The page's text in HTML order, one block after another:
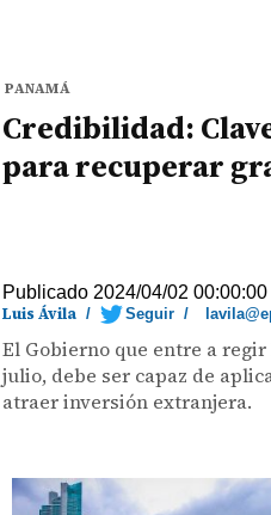
PANAMÁ
Credibilidad:
para recuperar
Publicado 2024/04/02 00:00:00
Luis Ávila / Seguir /
El Gobierno que entre a
julio, debe ser capaz de
atraer inversión extranjera.